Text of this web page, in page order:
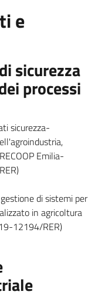
e
sicurezza
processi
sicurezza-
Emilia-
di sistemi per
in agricoltura
12194/RER)